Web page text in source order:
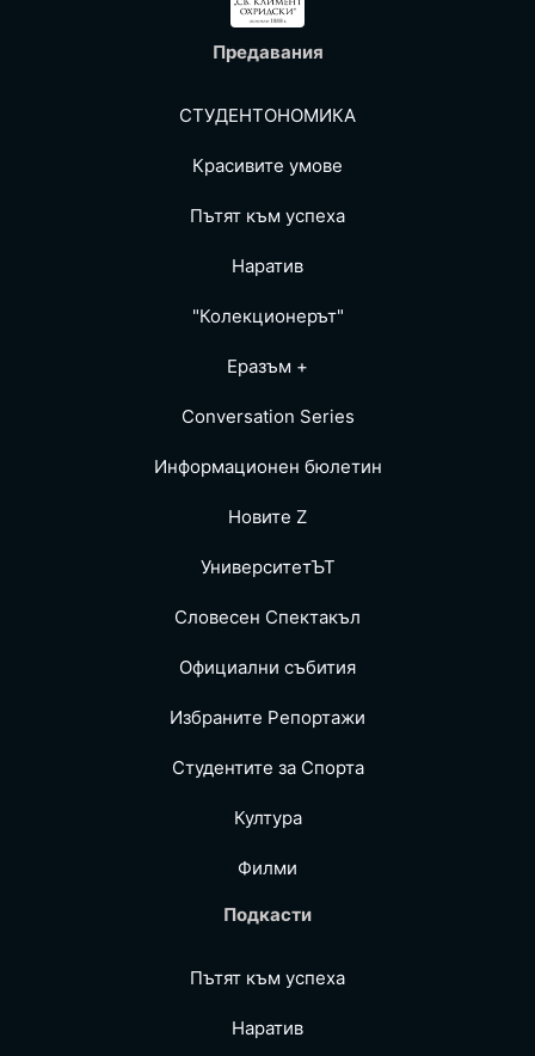
Предавания
СТУДЕНТОНОМИКА
Красивите умове
Пътят към успеха
Наратив
"Колекционерът"
Еразъм +
Conversation Series
Информационен бюлетин
Новите Z
УниверситетЪТ
Словесен Спектакъл
Официални събития
Избраните Репoртажи
Студентите за Спортa
Култура
Филми
Подкасти
Пътят към успеха
Наратив